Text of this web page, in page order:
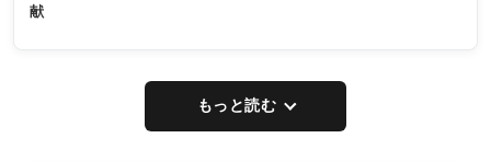
献
もっと読む